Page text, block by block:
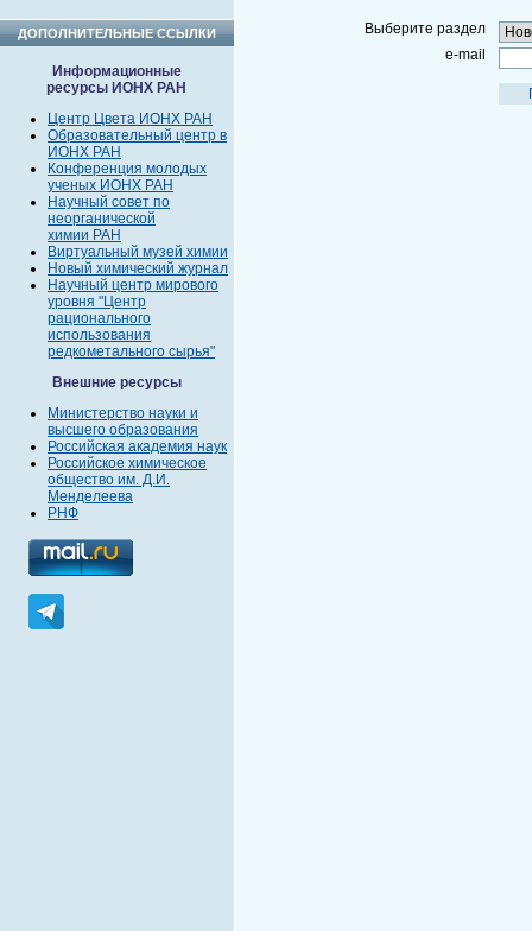
ДОПОЛНИТЕЛЬНЫЕ ССЫЛКИ
Информационные
ресурсы ИОНХ РАН
Центр Цвета ИОНХ РАН
Образовательный центр в
ИОНХ РАН
Конференция молодых
ученых ИОНХ РАН
Научный совет по
неорганической
химии РАН
Виртуальный музей химии
Новый химический журнал
Научный центр мирового
уровня "Центр
рационального
использования
редкометального сырья"
Внешние ресурсы
Министерство науки и
высшего образования
Российская академия наук
Российское химическое
общество им. Д.И.
Менделеева
РНФ
Выберите раздел
e-mail